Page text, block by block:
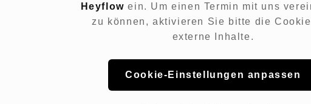
Heyflow ein. Um einen Termin mit uns
zu können, aktivieren Sie bitte die
externe Inhalte.
Cookie-Einstellungen anpassen